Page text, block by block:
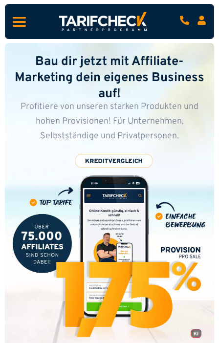
Bau dir jetzt mit Affiliate-
Marketing dein eigenes Business
auf!
Profitiere von unseren starken Produkten und
hohen Provisionen! Für Unternehmen,
Selbstständige und Privatpersonen.